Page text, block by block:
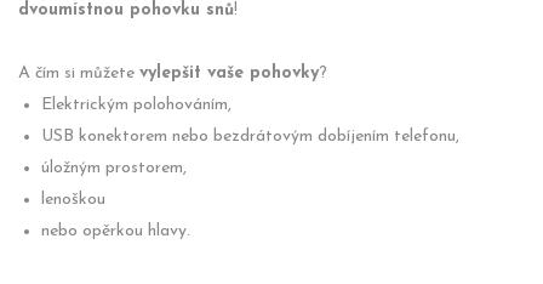
dvoumístnou pohovku snů!
A čím si můžete vylepšit vaše pohovky?
Elektrickým polohováním,
USB konektorem nebo bezdrátovým dobíjením telefonu,
úložným prostorem,
lenoškou
nebo opěrkou hlavy.